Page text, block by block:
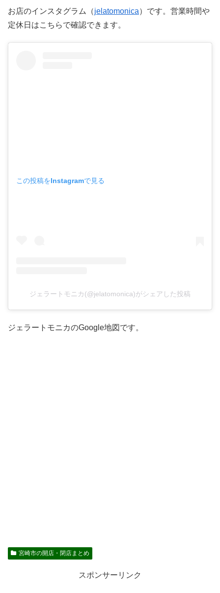
お店のインスタグラム（jelatomonica）です。営業時間や
定休日はこちらで確認できます。
この投稿をInstagramで見る
ジェラートモニカ(@jelatomonica)がシェアした投稿
ジェラートモニカのGoogle地図です。
宮崎市の開店・閉店まとめ
スポンサーリンク